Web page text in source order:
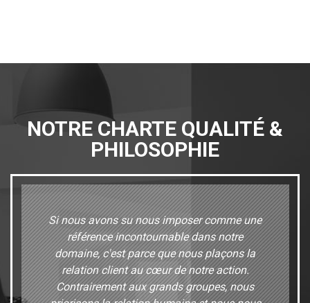
NOTRE CHARTE QUALITÉ &
PHILOSOPHIE
Si nous avons su nous imposer comme une
référence incontournable dans notre
domaine, c'est parce que nous plaçons la
relation client au cœur de notre action.
Contrairement aux grands groupes, nous